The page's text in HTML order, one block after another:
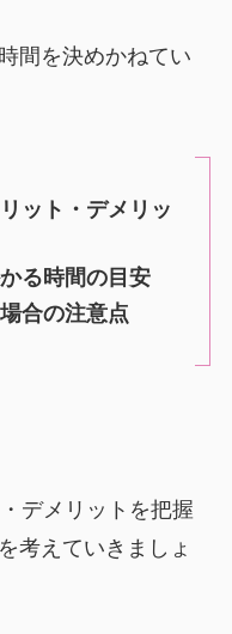
間を決めかねてい
ット・デメリッ
る時間の目安
合の注意点
デメリットを把握
考えていきましょ